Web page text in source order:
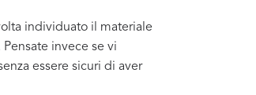
individuato il materiale
invece se vi
essere sicuri di aver